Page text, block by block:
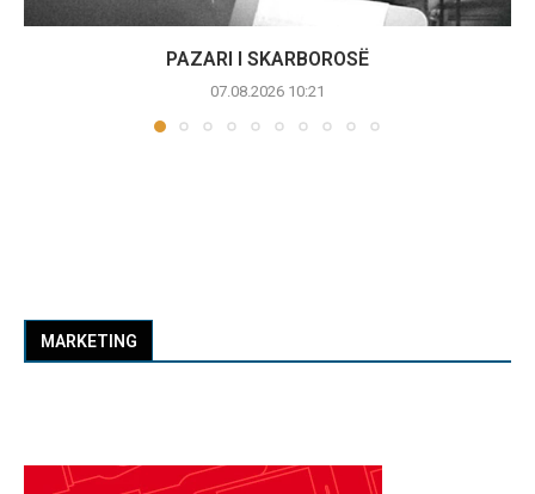
PAZARI I SKARBOROSË
07.08.2026 10:21
MARKETING